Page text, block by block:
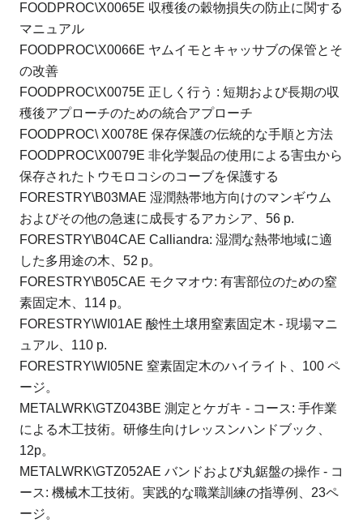
FOODPROC\X0065E 収穫後の穀物損失の防止に関する
マニュアル
FOODPROC\X0066E ヤムイモとキャッサブの保管とそ
の改善
FOODPROC\X0075E 正しく行う : 短期および長期の収
穫後アプローチのための統合アプローチ
FOODPROC\ X0078E 保存保護の伝統的な手順と方法
FOODPROC\X0079E 非化学製品の使用による害虫から
保存されたトウモロコシのコーブを保護する
FORESTRY\B03MAE 湿潤熱帯地方向けのマンギウム
およびその他の急速に成長するアカシア、56 p.
FORESTRY\B04CAE Calliandra: 湿潤な熱帯地域に適
した多用途の木、52 p。
FORESTRY\B05CAE モクマオウ: 有害部位のための窒
素固定木、114 p。
FORESTRY\WI01AE 酸性土壌用窒素固定木 - 現場マニ
ュアル、110 p.
FORESTRY\WI05NE 窒素固定木のハイライト、100 ペ
ージ。
METALWRK\GTZ043BE 測定とケガキ - コース: 手作業
による木工技術。 研修生向けレッスンハンドブック、
12p。
METALWRK\GTZ052AE バンドおよび丸鋸盤の操作 - コ
ース: 機械木工技術。 実践的な職業訓練の指導例、23ペ
ージ。